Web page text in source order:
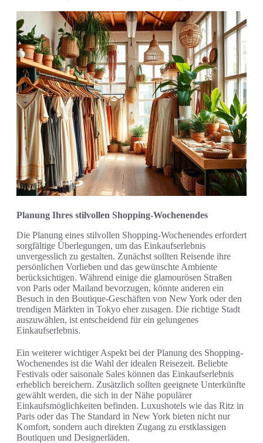
Planung Ihres stilvollen Shopping-Wochenendes
Die Planung eines stilvollen Shopping-Wochenendes erfordert
sorgfältige Überlegungen, um das Einkaufserlebnis
unvergesslich zu gestalten. Zunächst sollten Reisende ihre
persönlichen Vorlieben und das gewünschte Ambiente
berücksichtigen. Während einige die glamourösen Straßen
von Paris oder Mailand bevorzugen, könnte anderen ein
Besuch in den Boutique-Geschäften von New York oder den
trendigen Märkten in Tokyo eher zusagen. Die richtige Stadt
auszuwählen, ist entscheidend für ein gelungenes
Einkaufserlebnis.
Ein weiterer wichtiger Aspekt bei der Planung des Shopping-
Wochenendes ist die Wahl der idealen Reisezeit. Beliebte
Festivals oder saisonale Sales können das Einkaufserlebnis
erheblich bereichern. Zusätzlich sollten geeignete Unterkünfte
gewählt werden, die sich in der Nähe populärer
Einkaufsmöglichkeiten befinden. Luxushotels wie das Ritz in
Paris oder das The Standard in New York bieten nicht nur
Komfort, sondern auch direkten Zugang zu erstklassigen
Boutiquen und Designerläden.